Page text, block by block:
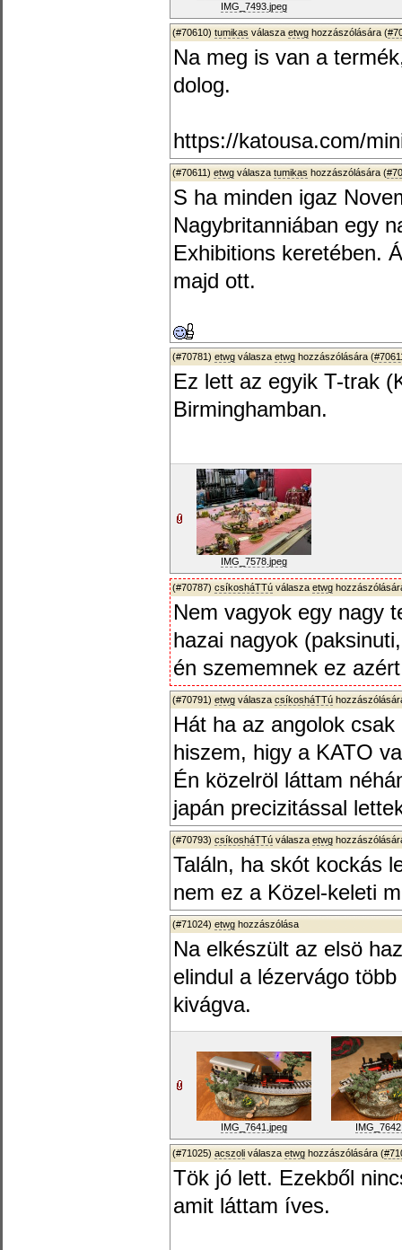
IMG_7493.jpeg
(#70610) tumikas válasza etwg hozzászólására (
Na meg is van a
dolog.
https://katousa.com/
(#70611) etwg válasza tumikas hozzászólására (
S ha minden igaz
Nagybritanniában egy
Exhibitions keretében.
majd ott.
(#70781) etwg válasza etwg hozzászólására (
Ez lett az egyik T-trak
Birminghamban.
IMG_7578.jpeg
(#70787) csíkosháTTú válasza etwg
Nem vagyok egy nagy
hazai nagyok
én szememnek ez
(#70791) etwg válasza csíkosháTTú
Hát ha az angolok
hiszem, higy a KATO
Én közelröl láttam
japán precizitással
(#70793) csíkosháTTú válasza etwg
Találn, ha skót kockás
nem ez a Közel-keleti
(#71024) etwg hozzászólása
Na elkészült az elsö
elindul a lézervágo
kivágva.
IMG_7641.jpeg
(#71025) acszoli válasza etwg hozzászólására (
Tök jó lett. Ezekből
amit láttam íves.